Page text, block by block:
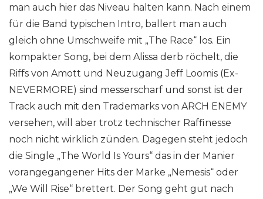
man auch hier das Niveau halten kann. Nach einem
für die Band typischen Intro, ballert man auch
gleich ohne Umschweife mit „The Race“ los. Ein
kompakter Song, bei dem Alissa derb röchelt, die
Riffs von Amott und Neuzugang Jeff Loomis (Ex-
NEVERMORE) sind messerscharf und sonst ist der
Track auch mit den Trademarks von ARCH ENEMY
versehen, will aber trotz technischer Raffinesse
noch nicht wirklich zünden. Dagegen steht jedoch
die Single „The World Is Yours“ das in der Manier
vorangegangener Hits der Marke „Nemesis“ oder
„We Will Rise“ brettert. Der Song geht gut nach